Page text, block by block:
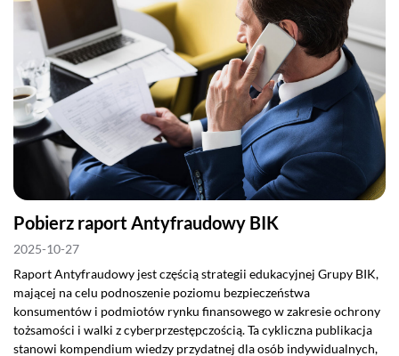
Pobierz raport Antyfraudowy BIK
2025-10-27
Raport Antyfraudowy jest częścią strategii edukacyjnej Grupy BIK,
mającej na celu podnoszenie poziomu bezpieczeństwa
konsumentów i podmiotów rynku finansowego w zakresie ochrony
tożsamości i walki z cyberprzestępczością. Ta cykliczna publikacja
stanowi kompendium wiedzy przydatnej dla osób indywidualnych,